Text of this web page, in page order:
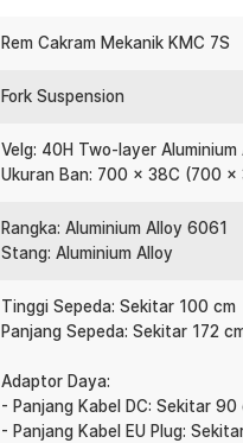
Rem Cakram Mekanik KMC 7S
Fork Suspension
Velg: 40H Two-layer Aluminium
Ukuran Ban: 700 x 38C (700 x
Rangka: Aluminium Alloy 6061
Stang: Aluminium Alloy
Tinggi Sepeda: Sekitar 100 cm
Panjang Sepeda: Sekitar 172
Adaptor Daya:
- Panjang Kabel DC: Sekitar 90
- Panjang Kabel EU Plug: